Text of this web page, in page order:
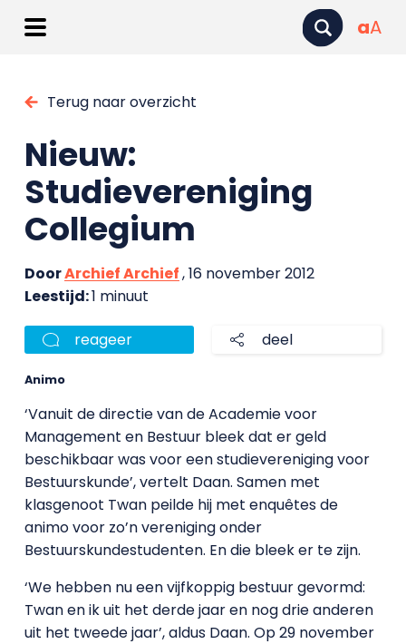
aA
Terug naar overzicht
Nieuw:
Studievereniging
Collegium
DoorArchief Archief, 16 november 2012
Leestijd:1 minuut
reageer deel
Animo
‘Vanuit de directie van de Academie voor
Management en Bestuur bleek dat er geld
beschikbaar was voor een studievereniging voor
Bestuurskunde’, vertelt Daan. Samen met
klasgenoot Twan peilde hij met enquêtes de
animo voor zo’n vereniging onder
Bestuurskundestudenten. En die bleek er te zijn.
‘We hebben nu een vijfkoppig bestuur gevormd:
Twan en ik uit het derde jaar en nog drie anderen
uit het tweede jaar’, aldus Daan. Op 29 november